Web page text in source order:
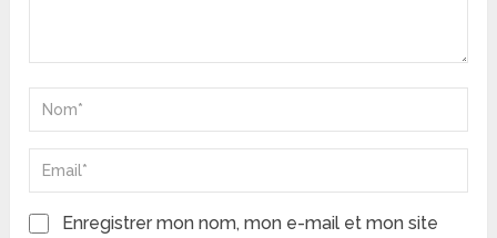
Enregistrer mon nom, mon e-mail et mon site